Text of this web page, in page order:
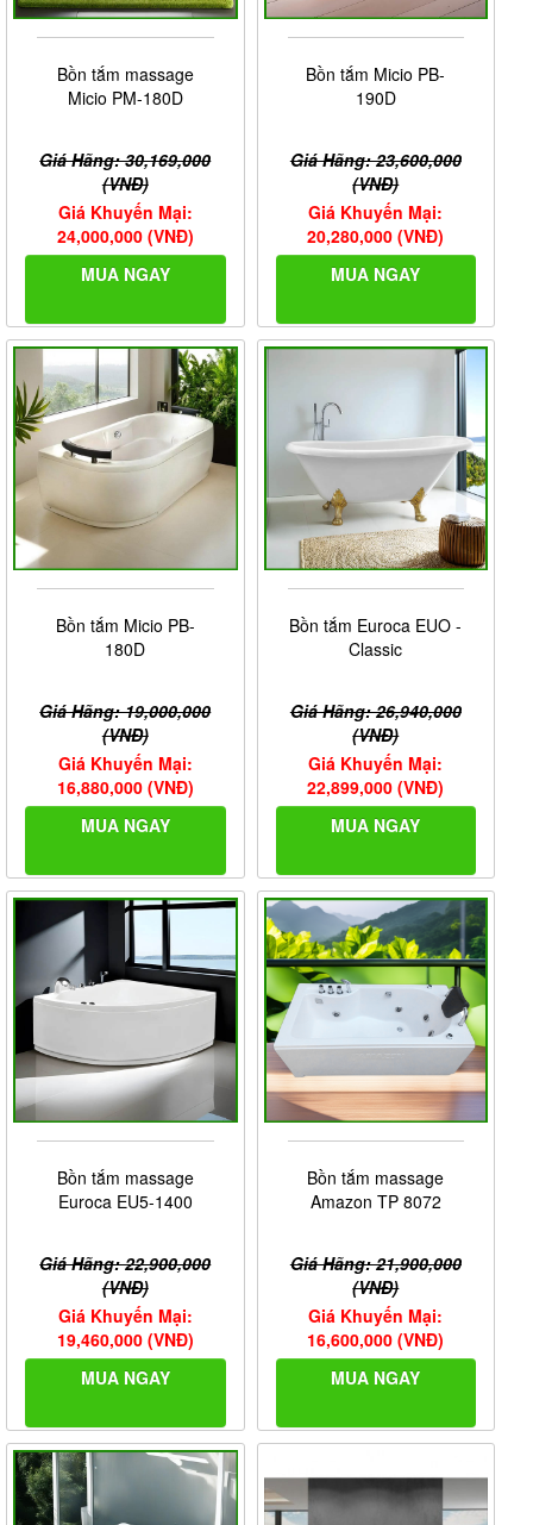
Bồn tắm massage
Micio PM-180D
Giá Hãng: 30,169,000
(VNĐ)
Giá Khuyến Mại:
24,000,000 (VNĐ)
MUA NGAY
Bồn tắm Micio PB-
190D
Giá Hãng: 23,600,000
(VNĐ)
Giá Khuyến Mại:
20,280,000 (VNĐ)
MUA NGAY
Bồn tắm Micio PB-
180D
Giá Hãng: 19,000,000
(VNĐ)
Giá Khuyến Mại:
16,880,000 (VNĐ)
MUA NGAY
Bồn tắm Euroca EUO -
Classic
Giá Hãng: 26,940,000
(VNĐ)
Giá Khuyến Mại:
22,899,000 (VNĐ)
MUA NGAY
Bồn tắm massage
Euroca EU5-1400
Giá Hãng: 22,900,000
(VNĐ)
Giá Khuyến Mại:
19,460,000 (VNĐ)
MUA NGAY
Bồn tắm massage
Amazon TP 8072
Giá Hãng: 21,900,000
(VNĐ)
Giá Khuyến Mại:
16,600,000 (VNĐ)
MUA NGAY